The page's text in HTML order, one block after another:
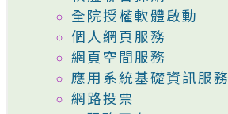
全院授權軟體啟動
個人網頁服務
網頁空間服務
應用系統基礎資訊服務
網路投票